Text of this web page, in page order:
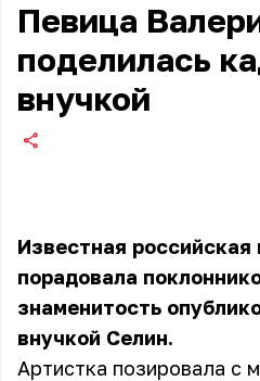
Певица
поделилась
внучкой
Известная российская
порадовала
знаменитость
внучкой Селин.
Артистка позировала с